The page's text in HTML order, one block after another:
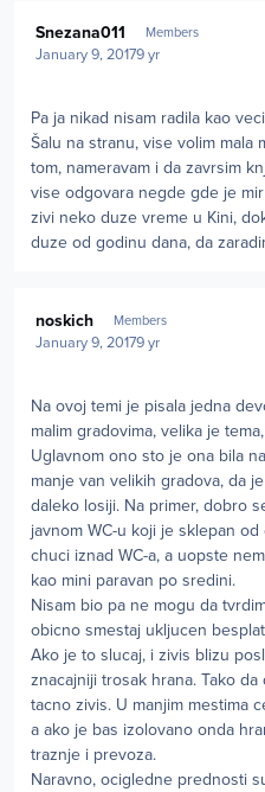
Snezana011 Members
January 9, 20179 yr
Pa ja nikad nisam radila kao
Šalu na stranu, vise volim mala
tom, nameravam i da zavrsim
vise odgovara negde gde je
zivi neko duze vreme u Kini,
duze od godinu dana, da
noskich Members
January 9, 20179 yr
Na ovoj temi je pisala jedna
malim gradovima, velika je
Uglavnom ono sto je ona bila
manje van velikih gradova, da
daleko losiji. Na primer, dobro
javnom WC-u koji je sklepan
chuci iznad WC-a, a uopste
kao mini paravan po sredini.
Nisam bio pa ne mogu da
obicno smestaj ukljucen
Ako je to slucaj, i zivis blizu
znacajniji trosak hrana. Tako
tacno zivis. U manjim mestima
a ako je bas izolovano onda
traznje i prevoza.
Naravno, ocigledne prednosti